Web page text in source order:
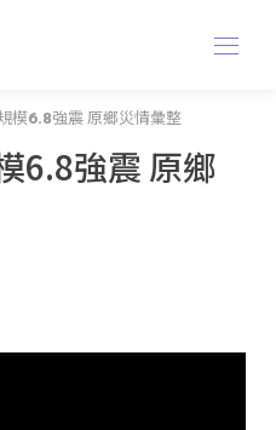
模6.8強震 原鄉災情彙整
6.8強震 原鄉